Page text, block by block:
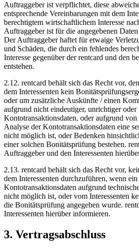
Auftraggeber ist verpflichtet, diese
entsprechende Vereinbarungen mit dem
berechtigtem wirtschaftlichem Interesse
Auftraggeber ist für die angegebenen
Der Auftraggeber haftet für etwaige
und Schäden, die durch ein fehlendes
Interesse gegenüber der rentcard und den
entstehen.
2.12. rentcard behält sich das Recht vor,
dem Interessenten kein
oder um zusätzliche Auskünfte / einen
aufgrund nicht eindeutiger, unrichtiger
Kontotransaktionsdaten, oder aufgrund
Analyse der Kontotransaktionsdaten eine
nicht möglich ist, oder Bedenken
einer solchen Bonitätsprüfung bestehen.
Auftraggeber und den Interessenten
2.13. rentcard behält sich das Recht vor,
dem Interessenten durchzuführen, wenn
Kontotransaktionsdaten aufgrund
nicht möglich ist, oder vom Interessenten
die Bonitätsprüfung angegeben wurde.
Interessenten hierüber informieren.
3. Vertragsabschluss